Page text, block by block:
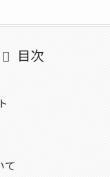
目次
て